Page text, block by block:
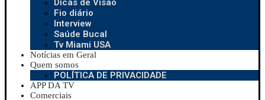
Dicas de Visão
Fio diário
Interview
Saúde Bucal
Tv Miami USA
Notícias em Geral
Quem somos
POLÍTICA DE PRIVACIDADE
APP DA TV
Comerciais